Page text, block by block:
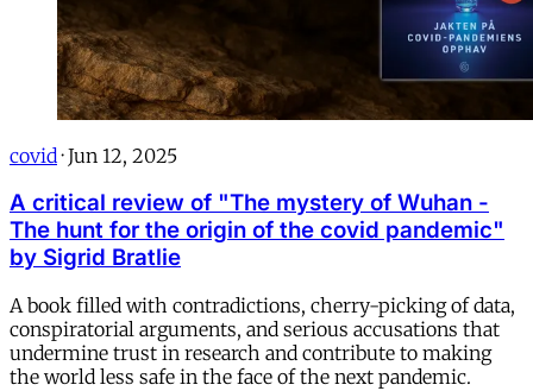
covid · Jun 12, 2025
A critical review of "The mystery of Wuhan -
The hunt for the origin of the covid pandemic"
by Sigrid Bratlie
A book filled with contradictions, cherry-picking of data,
conspiratorial arguments, and serious accusations that
undermine trust in research and contribute to making
the world less safe in the face of the next pandemic.